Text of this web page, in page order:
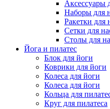
Аксессуары
Наборы для
Ракетки для
Сетки для
Столы для
Йога и пилатес
Блок для йоги
Коврики для йоги
Колеса для йоги
Колеса для йоги
Кольца для
Круг для пилатеса